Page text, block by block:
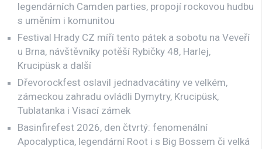
legendárních Camden parties, propojí rockovou hudbu
s uměním i komunitou
Festival Hrady CZ míří tento pátek a sobotu na Veveří
u Brna, návštěvníky potěší Rybičky 48, Harlej,
Krucipüsk a další
Dřevorockfest oslavil jednadvacátiny ve velkém,
zámeckou zahradu ovládli Dymytry, Krucipüsk,
Tublatanka i Visací zámek
Basinfirefest 2026, den čtvrtý: fenomenální
Apocalyptica, legendární Root i s Big Bossem či velká